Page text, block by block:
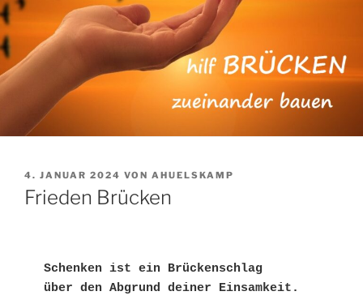
VERÖFFENTLICHT
AM
4. JANUAR 2024 VON AHUELSKAMP
Frieden Brücken
Schenken ist ein Brückenschlag
über den Abgrund deiner Einsamkeit.